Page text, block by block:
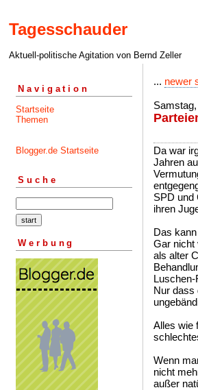
Tagesschauder
Aktuell-politische Agitation von Bernd Zeller
Navigation
Startseite
Themen
Blogger.de Startseite
Suche
Werbung
... newer
Da war
Jahren
SPD und
ihren
Das
Gar nicht
als alter
Luschen-
Nur dass
Alles wie
Wenn
nicht
außer